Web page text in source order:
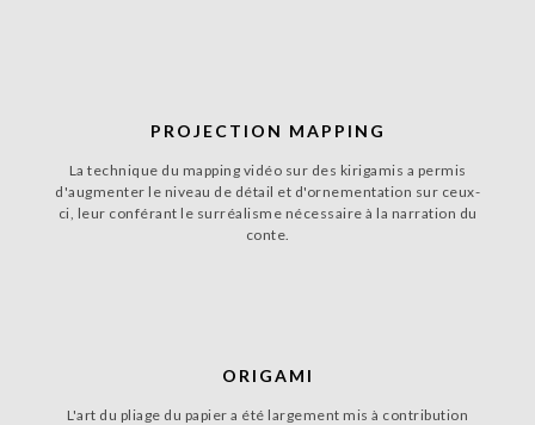
PROJECTION MAPPING
La technique du mapping vidéo sur des kirigamis a permis
d'augmenter le niveau de détail et d'ornementation sur ceux-
ci, leur conférant le surréalisme nécessaire à la narration du
conte.
ORIGAMI
L'art du pliage du papier a été largement mis à contribution